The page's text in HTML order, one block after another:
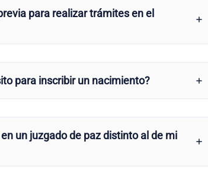
para realizar trámites en el
para inscribir un nacimiento?
un juzgado de paz distinto al de mi